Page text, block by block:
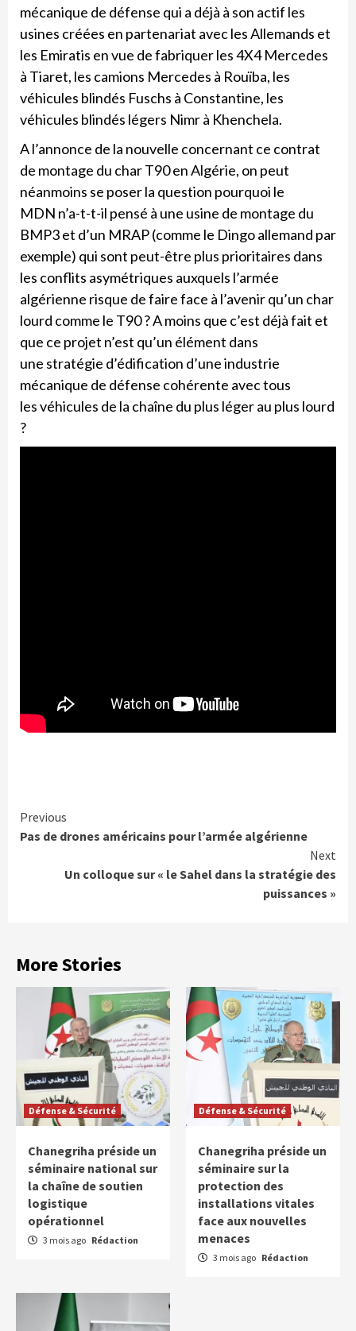
mécanique de défense qui a déjà à son actif les
usines créées en partenariat avec les Allemands et
les Emiratis en vue de fabriquer les 4X4 Mercedes
à Tiaret, les camions Mercedes à Rouïba, les
véhicules blindés Fuschs à Constantine, les
véhicules blindés légers Nimr à Khenchela.
A l’annonce de la nouvelle concernant ce contrat
de montage du char T90 en Algérie, on peut
néanmoins se poser la question pourquoi le
MDN n’a-t-t-il pensé à une usine de montage du
BMP3 et d’un MRAP (comme le Dingo allemand par
exemple) qui sont peut-être plus prioritaires dans
les conflits asymétriques auxquels l’armée
algérienne risque de faire face à l’avenir qu’un char
lourd comme le T90 ? A moins que c’est déjà fait et
que ce projet n’est qu’un élément dans
une stratégie d’édification d’une industrie
mécanique de défense cohérente avec tous
les véhicules de la chaîne du plus léger au plus lourd
?
Continue
Reading
Previous
Pas de drones américains pour l’armée algérienne
Next
Un colloque sur « le Sahel dans la stratégie des
puissances »
More Stories
Défense & Sécurité
Chanegriha préside un
séminaire national sur
la chaîne de soutien
logistique
opérationnel
3 mois ago Rédaction
Défense & Sécurité
Chanegriha préside un
séminaire sur la
protection des
installations vitales
face aux nouvelles
menaces
3 mois ago Rédaction